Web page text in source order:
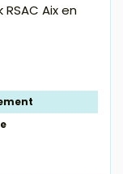
Aix en